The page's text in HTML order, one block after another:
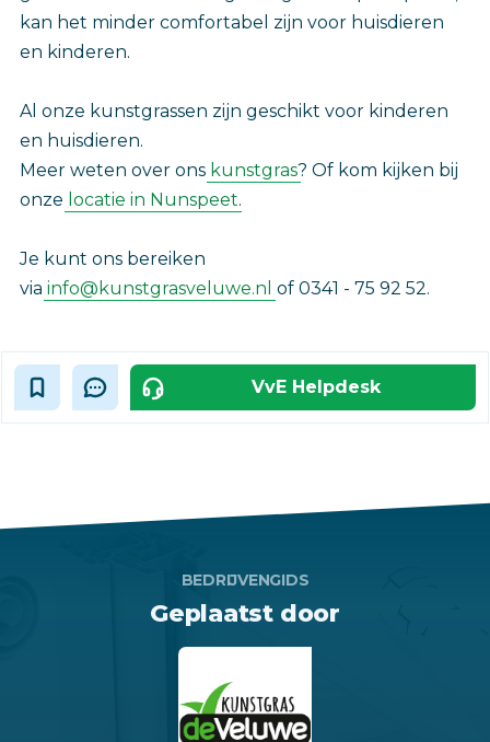
kan het minder comfortabel zijn voor huisdieren
en kinderen.
Al onze kunstgrassen zijn geschikt voor kinderen
en huisdieren.
Meer weten over ons kunstgras? Of kom kijken bij
onze locatie in Nunspeet.
Je kunt ons bereiken
via info@kunstgrasveluwe.nl of 0341 - 75 92 52.
VvE Helpdesk
BEDRIJVENGIDS
Geplaatst door